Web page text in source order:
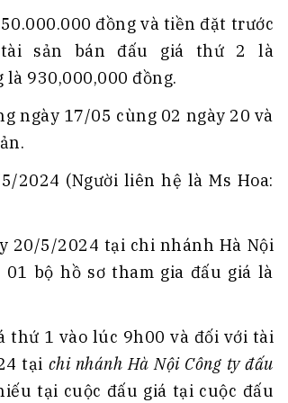
đồng và tiền đặt trước
tài sản bán đấu giá thứ 2 là
930,000,000 đồng.
ngày 17/05 cùng 02 ngày 20 và
2024 (Người liên hệ là Ms Hoa:
20/5/2024 tại chi nhánh Hà Nội
bộ hồ sơ tham gia đấu giá là
thứ 1 vào lúc 9h00 và đối với tài
tại chi nhánh Hà Nội Công ty đấu
tại cuộc đấu giá tại cuộc đấu